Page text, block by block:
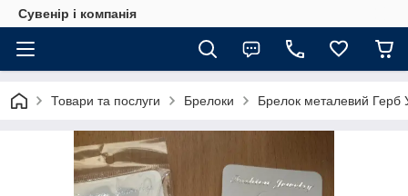
Сувенір і компанія
Товари та послуги Брелоки Брелок металевий Герб